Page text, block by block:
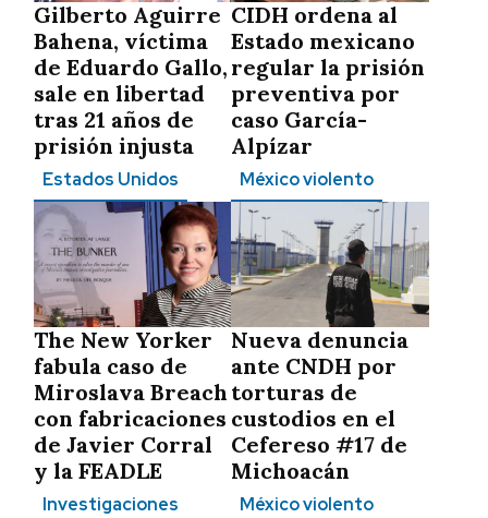
Gilberto Aguirre
Bahena, víctima
de Eduardo Gallo,
sale en libertad
tras 21 años de
prisión injusta
CIDH ordena al
Estado mexicano
regular la prisión
preventiva por
caso García-
Alpízar
Estados Unidos
The New Yorker
fabula caso de
Miroslava Breach
con fabricaciones
de Javier Corral
y la FEADLE
México violento
Nueva denuncia
ante CNDH por
torturas de
custodios en el
Cefereso #17 de
Michoacán
Investigaciones México violento